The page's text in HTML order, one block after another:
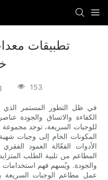
تطبيقات
153
في ظل التطور المستمر الذي
الكفاءة والاتساق والجودة
للوجبات السريعة، توجد
المكونات الخام إلى وجبات
الأدوات الفعّالة العمود
المطاعم من تلبية الطلب
والجودة. ويُسهم فهم
عمل مطاعم الوجبات السريعة